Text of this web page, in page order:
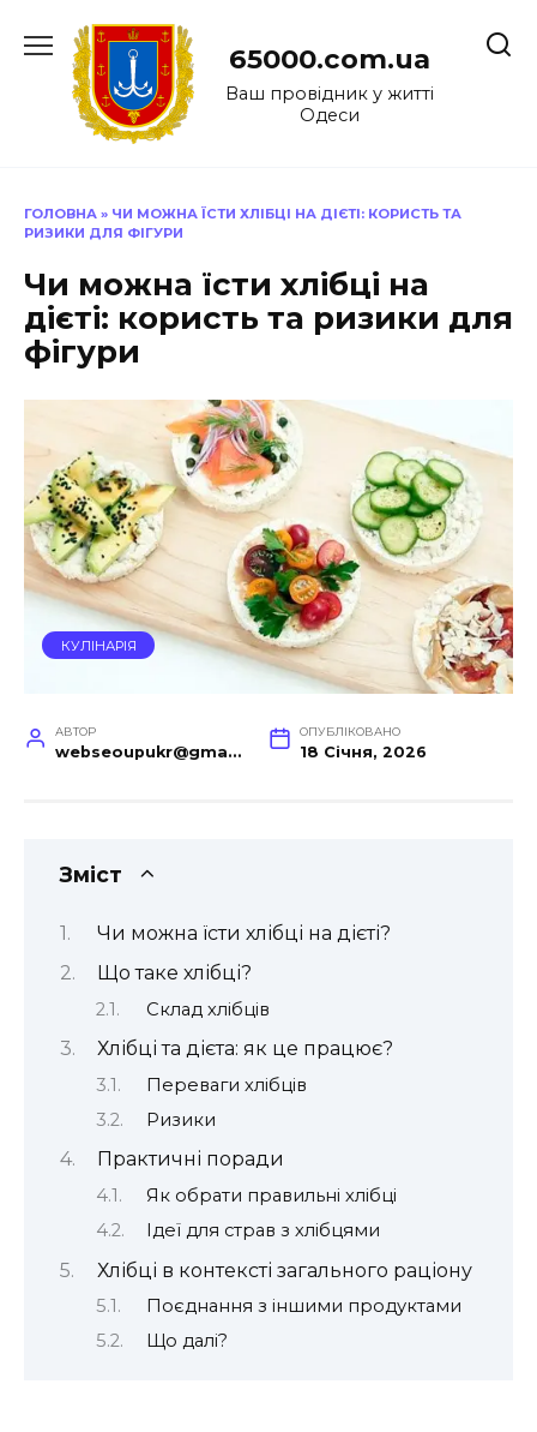
до
65000.com.ua
Ваш провідник у житті
Одеси
ГОЛОВНА » ЧИ МОЖНА ЇСТИ ХЛІБЦІ НА ДІЄТІ: КОРИСТЬ ТА
РИЗИКИ ДЛЯ ФІГУРИ
Чи можна їсти хлібці на
дієті: користь та ризики для
фігури
КУЛІНАРІЯ
АВТОР
webseoupukr@gmail.com
ОПУБЛІКОВАНО
18 Січня, 2026
Зміст
Чи можна їсти хлібці на дієті?
Що таке хлібці?
Склад хлібців
Хлібці та дієта: як це працює?
Переваги хлібців
Ризики
Практичні поради
Як обрати правильні хлібці
Ідеї для страв з хлібцями
Хлібці в контексті загального раціону
Поєднання з іншими продуктами
Що далі?